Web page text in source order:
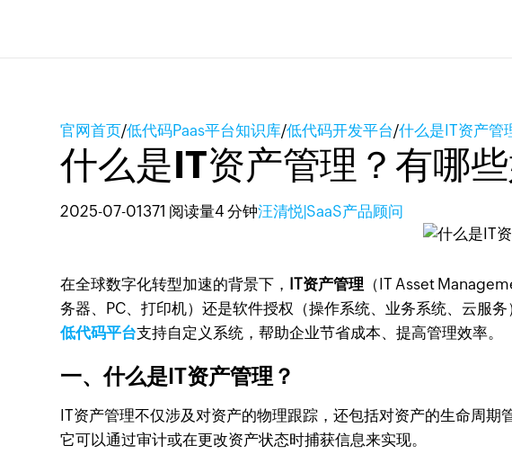
官网首页/低代码Paas平台知识库/低代码开发平台/什么是IT资产管
什么是IT资产管理？有哪
2025-07-01 371 阅读量4 分钟汪清悦|SaaS产品顾问
在全球数字化转型加速的背景下， IT资产管理 （IT Asset
务器、PC、打印机）还是软件授权（操作系统、业务系统、云服
低代码平台支持自定义系统，帮助企业节省成本、提高管理效率。
一、什么是IT资产管理？
IT资产管理不仅涉及对资产的物理跟踪，还包括对资产的生命周
它可以通过审计或在更改资产状态时捕获信息来实现。